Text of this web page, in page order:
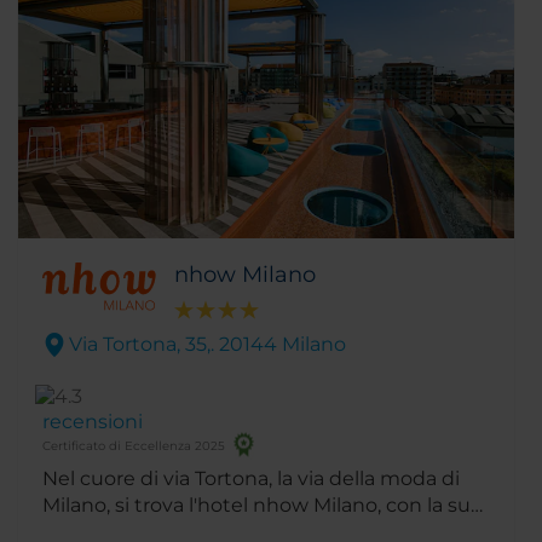
centro città.
nhow Milano
Via Tortona, 35,. 20144 Milano
recensioni
Certificato di Eccellenza 2025
Nel cuore di via Tortona, la via della moda di
Milano, si trova l'hotel nhow Milano, con la sua